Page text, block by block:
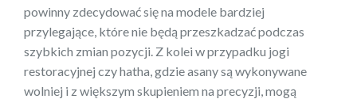
powinny zdecydować się na modele bardziej
przylegające, które nie będą przeszkadzać podczas
szybkich zmian pozycji. Z kolei w przypadku jogi
restoracyjnej czy hatha, gdzie asany są wykonywane
wolniej i z większym skupieniem na precyzji, mogą